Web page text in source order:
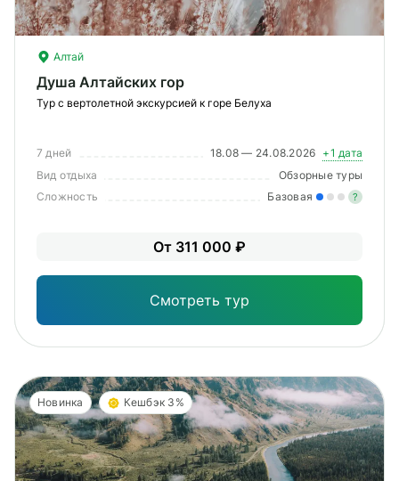
Алтай
Душа Алтайских гор
Тур с вертолетной экскурсией к горе Белуха
7 дней 18.08 — 24.08.2026 +1 дата
Вид отдыха
Обзорные туры
Сложность
Базовая ?
От 311 000 ₽
Смотреть тур
Новинка Кешбэк 3%